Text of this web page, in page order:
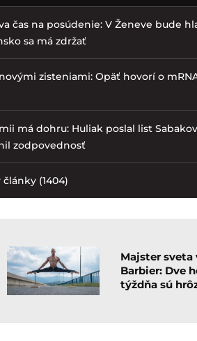
čas na posúdenie: V Ženeve bude
sa má zdržať
zisteniami: Opäť hovorí o
má dohru: Huliak poslal list
zodpovednosť
(1404)
Majster sveta
Barbier: Dve
týždňa sú